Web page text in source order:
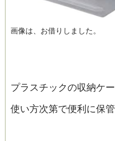
画像は、お借りしました。
プラスチックの収納ケ
使い方次第で便利に保管